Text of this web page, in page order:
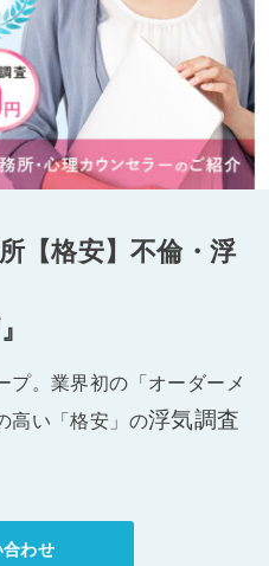
【格安】不倫・浮
プ。業界初の「オーダーメ
高い「格安」の浮気調査
合わせ